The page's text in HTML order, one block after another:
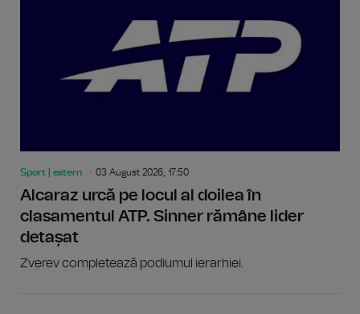
Sport | extern 03 August 2026, 17:50
Alcaraz urcă pe locul al doilea în
clasamentul ATP. Sinner rămâne lider
detașat
Zverev completează podiumul ierarhiei.